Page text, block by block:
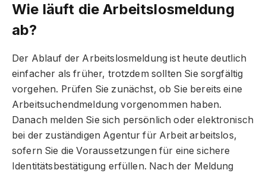
Wie läuft die Arbeitslosmeldung
ab?
Der Ablauf der Arbeitslosmeldung ist heute deutlich
einfacher als früher, trotzdem sollten Sie sorgfältig
vorgehen. Prüfen Sie zunächst, ob Sie bereits eine
Arbeitsuchendmeldung vorgenommen haben.
Danach melden Sie sich persönlich oder elektronisch
bei der zuständigen Agentur für Arbeit arbeitslos,
sofern Sie die Voraussetzungen für eine sichere
Identitätsbestätigung erfüllen. Nach der Meldung